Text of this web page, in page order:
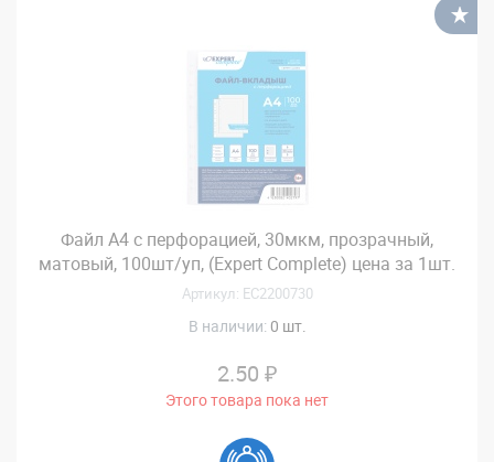
Файл А4 с перфорацией, 30мкм, прозрачный,
матовый, 100шт/уп, (Expert Complete) цена за 1шт.
Артикул: EC2200730
В наличии: 0 шт.
2.50 ₽
Этого товара пока нет